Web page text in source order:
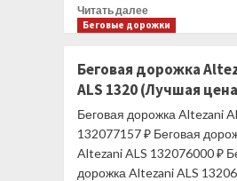
Читать далееПрочитать
больше
SPIRIT
CU800+
(Лучшая
Беговые дорожки
Беговая дорожка
ALS 1320 (Лучшая
Беговая дорожка Altezani
132077157 ₽ Беговая
Altezani ALS 132076000 ₽
дорожка Altezani ALS